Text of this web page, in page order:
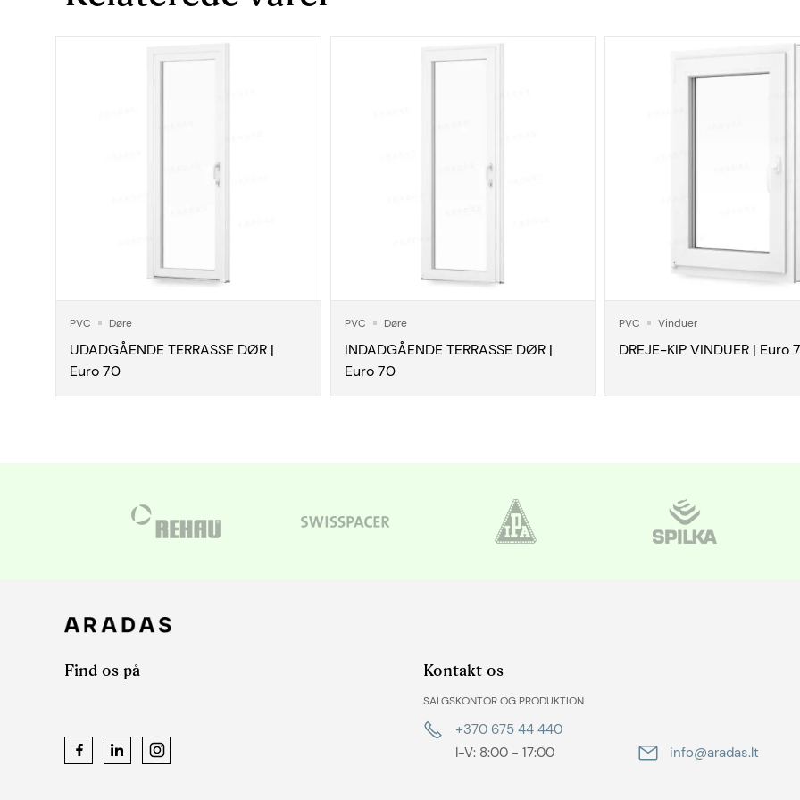
PVC Døre
UDADGÅENDE TERRASSE DØR |
Euro 70
PVC Døre
INDADGÅENDE TERRASSE DØR |
Euro 70
PVC Vinduer
DREJE-KIP VINDUER | Euro
Find os på
FacebookLinkedInInstagram
Kontakt os
SALGSKONTOR OG PRODUKTION
+370 675 44 440
I-V: 8:00 - 17:00
info@aradas.lt